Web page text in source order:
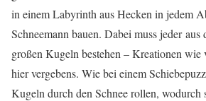
in einem Labyrinth aus Hecken in jedem
Schneemann bauen. Dabei muss jeder
großen Kugeln bestehen – Kreationen wie
hier vergebens. Wie bei einem
Kugeln durch den Schnee rollen, wodurch